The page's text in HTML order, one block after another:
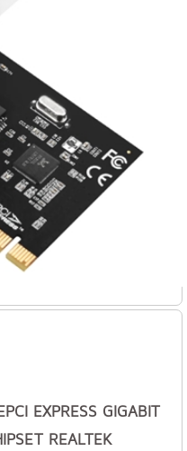
EXPRESS GIGABIT
REALTEK